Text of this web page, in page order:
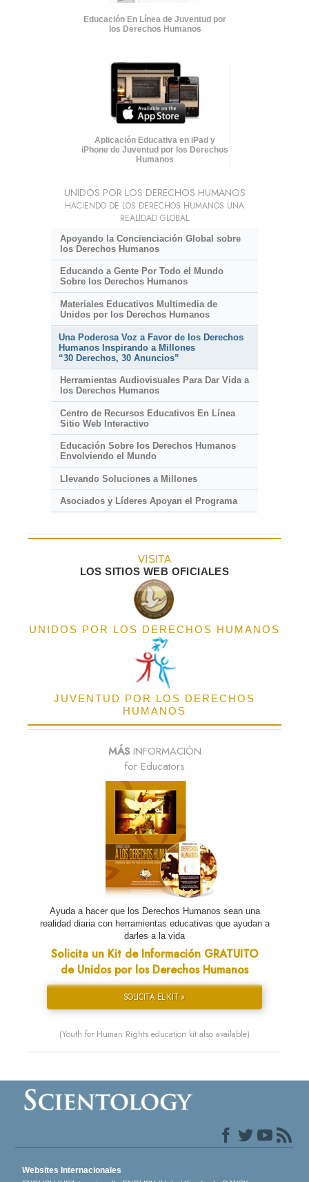
Educación En Línea de Juventud por
los Derechos Humanos
Aplicación Educativa en iPad y
iPhone de Juventud por los Derechos
Humanos
UNIDOS POR LOS DERECHOS HUMANOS
HACIENDO DE LOS DERECHOS HUMANOS UNA
REALIDAD GLOBAL
Apoyando la Concienciación Global sobre
los Derechos Humanos
Educando a Gente Por Todo el Mundo
Sobre los Derechos Humanos
Materiales Educativos Multimedia de
Unidos por los Derechos Humanos
Una Poderosa Voz a Favor de los Derechos
Humanos Inspirando a Millones
“30 Derechos, 30 Anuncios”
Herramientas Audiovisuales Para Dar Vida a
los Derechos Humanos
Centro de Recursos Educativos En Línea
Sitio Web Interactivo
Educación Sobre los Derechos Humanos
Envolviendo el Mundo
Llevando Soluciones a Millones
Asociados y Líderes Apoyan el Programa
VISITA
LOS SITIOS WEB OFICIALES
UNIDOS POR LOS DERECHOS HUMANOS
JUVENTUD POR LOS DERECHOS
HUMANOS
MÁSINFORMACIÓN
for Educators
Ayuda a hacer que los Derechos Humanos sean una
realidad diaria con herramientas educativas que ayudan a
darles a la vida
Solicita un Kit de Información GRATUITO
de Unidos por los Derechos Humanos
SOLICITA EL KIT »
(Youth for Human Rights education kit also available)
Websites Internacionales